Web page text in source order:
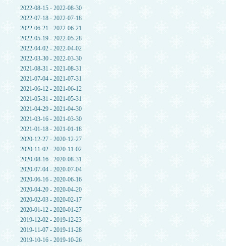
2022-08-15 - 2022-08-30
2022-07-18 - 2022-07-18
2022-06-21 - 2022-06-21
2022-05-19 - 2022-05-28
2022-04-02 - 2022-04-02
2022-03-30 - 2022-03-30
2021-08-31 - 2021-08-31
2021-07-04 - 2021-07-31
2021-06-12 - 2021-06-12
2021-05-31 - 2021-05-31
2021-04-29 - 2021-04-30
2021-03-16 - 2021-03-30
2021-01-18 - 2021-01-18
2020-12-27 - 2020-12-27
2020-11-02 - 2020-11-02
2020-08-16 - 2020-08-31
2020-07-04 - 2020-07-04
2020-06-16 - 2020-06-16
2020-04-20 - 2020-04-20
2020-02-03 - 2020-02-17
2020-01-12 - 2020-01-27
2019-12-02 - 2019-12-23
2019-11-07 - 2019-11-28
2019-10-16 - 2019-10-26